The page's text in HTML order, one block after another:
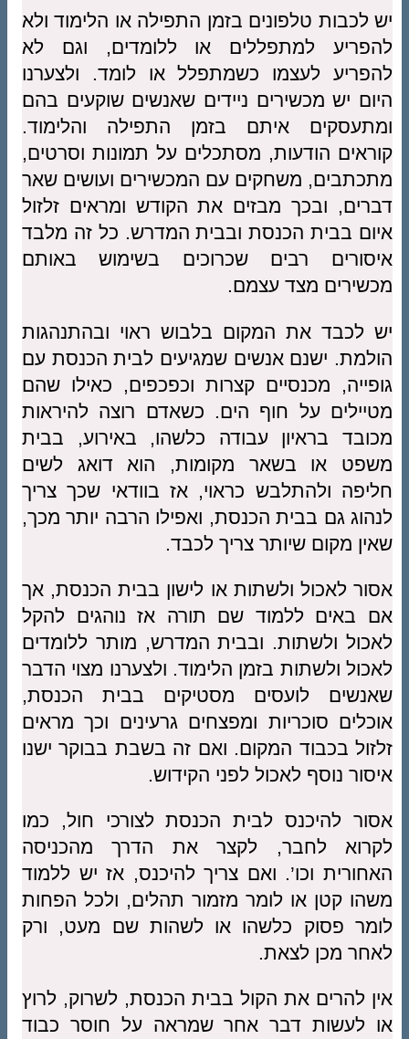
יש לכבות טלפונים בזמן התפילה או הלימוד ולא
להפריע למתפללים או ללומדים, וגם לא
להפריע לעצמו כשמתפלל או לומד. ולצערנו
היום יש מכשירים ניידים שאנשים שוקעים בהם
ומתעסקים איתם בזמן התפילה והלימוד.
קוראים הודעות, מסתכלים על תמונות וסרטים,
מתכתבים, משחקים עם המכשירים ועושים שאר
דברים, ובכך מבזים את הקודש ומראים זלזול
איום בבית הכנסת ובבית המדרש. כל זה מלבד
איסורים רבים שכרוכים בשימוש באותם
מכשירים מצד עצמם.
יש לכבד את המקום בלבוש ראוי ובהתנהגות
הולמת. ישנם אנשים שמגיעים לבית הכנסת עם
גופייה, מכנסיים קצרות וכפכפים, כאילו שהם
מטיילים על חוף הים. כשאדם רוצה להיראות
מכובד בראיון עבודה כלשהו, באירוע, בבית
משפט או בשאר מקומות, הוא דואג לשים
חליפה ולהתלבש כראוי, אז בוודאי שכך צריך
לנהוג גם בבית הכנסת, ואפילו הרבה יותר מכך,
שאין מקום שיותר צריך לכבד.
אסור לאכול ולשתות או לישון בבית הכנסת, אך
אם באים ללמוד שם תורה אז נוהגים להקל
לאכול ולשתות. ובבית המדרש, מותר ללומדים
לאכול ולשתות בזמן הלימוד. ולצערנו מצוי הדבר
שאנשים לועסים מסטיקים בבית הכנסת,
אוכלים סוכריות ומפצחים גרעינים וכך מראים
זלזול בכבוד המקום. ואם זה בשבת בבוקר ישנו
איסור נוסף לאכול לפני הקידוש.
אסור להיכנס לבית הכנסת לצורכי חול, כמו
לקרוא לחבר, לקצר את הדרך מהכניסה
האחורית וכו’. ואם צריך להיכנס, אז יש ללמוד
משהו קטן או לומר מזמור תהלים, ולכל הפחות
לומר פסוק כלשהו או לשהות שם מעט, ורק
לאחר מכן לצאת.
אין להרים את הקול בבית הכנסת, לשרוק, לרוץ
או לעשות דבר אחר שמראה על חוסר כבוד